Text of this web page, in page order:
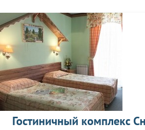
Гостиничный комплекс